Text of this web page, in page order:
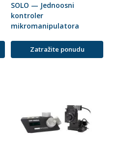
SOLO — Jednoosni
kontroler
mikromanipulatora
Zatražite ponudu